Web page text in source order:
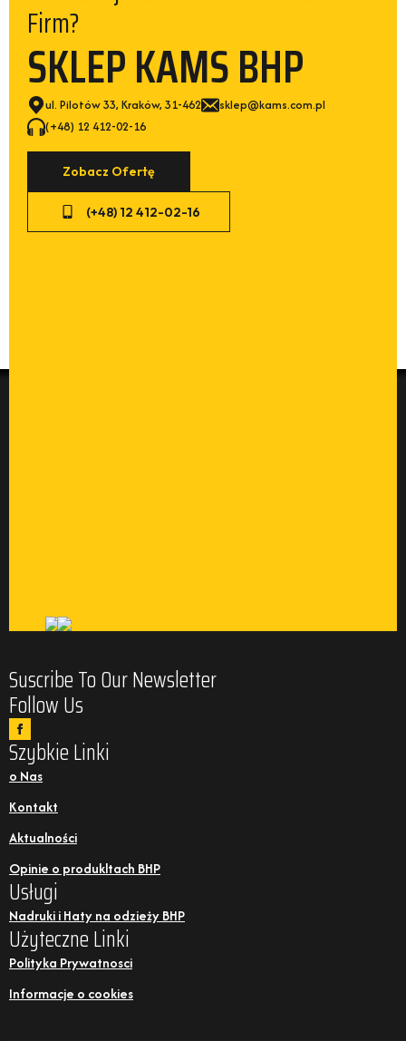
SKLEP KAMS BHP
ul. Pilotów 33, Kraków, 31-462
sklep@kams.com.pl
(+48) 12 412-02-16
Follow Us
Szybkie Linki
o Nas
Kontakt
Aktualności
Opinie o produkltach BHP
Usługi
Nadruki i Haty na odzieży BHP
Użyteczne Linki
Polityka Prywatnosci
Informacje o cookies